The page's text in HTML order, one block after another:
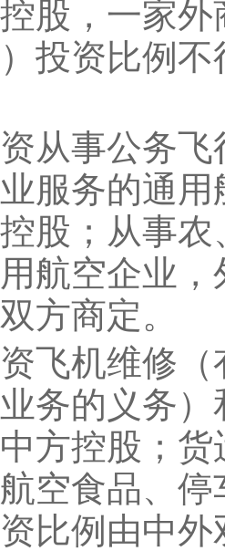
股，一家外
投资比例不
事公务飞
服务的通用
股；从事农
航空企业，
方商定。
机维修（
务的义务）
方控股；货
空食品、停
比例由中外